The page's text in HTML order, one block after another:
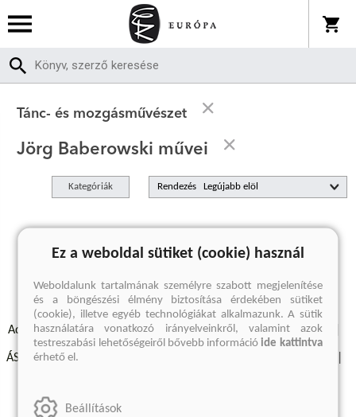
Tánc- és mozgásművészet
Jörg Baberowski művei
Kategóriák Rendezés
A keresett kifejezésre nincs találat
Adatvédelmi szabályzatok Elállási felmondási nyilatkozat
ÁSZF - Vásárlási feltételek
Szállítási információk
Ez a weboldal sütiket (cookie) használ
Weboldalunk tartalmának személyre szabott megjelenítése
és a böngészési élmény biztosítása érdekében sütiket
(cookie), illetve egyéb technológiákat alkalmazunk. A sütik
használatára vonatkozó irányelveinkről, valamint azok
testreszabási lehetőségeiről bővebb információide kattintva
érhető el.
Beállítások